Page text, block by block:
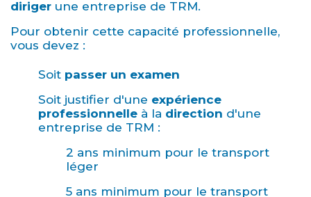
diriger une entreprise de TRM.
Pour obtenir cette capacité professionnelle,
vous devez :
Soit passer un examen
Soit justifier d'une expérience
professionnelle à la direction d'une
entreprise de TRM :
2 ans minimum pour le transport
léger
5 ans minimum pour le transport